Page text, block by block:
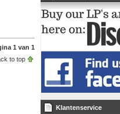
1 van 1
to top
Klantenservice